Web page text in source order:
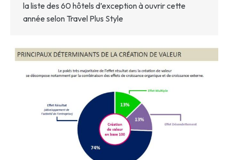
la liste des 60 hôtels d’exception à ouvrir cette
année selon Travel Plus Style